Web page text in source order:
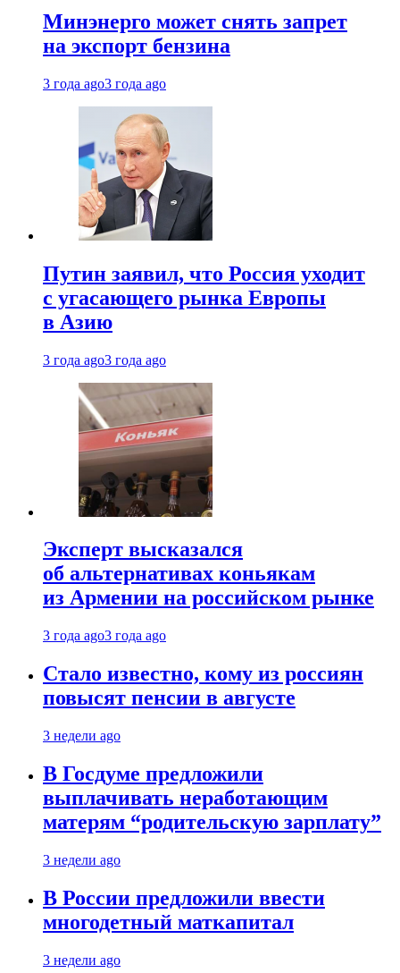
Минэнерго может снять запрет
на экспорт бензина
3 года ago3 года ago
Путин заявил, что Россия уходит
с угасающего рынка Европы
в Азию
3 года ago3 года ago
Эксперт высказался
об альтернативах коньякам
из Армении на российском рынке
3 года ago3 года ago
Стало известно, кому из россиян
повысят пенсии в августе
3 недели ago
В Госдуме предложили
выплачивать неработающим
матерям “родительскую зарплату”
3 недели ago
В России предложили ввести
многодетный маткапитал
3 недели ago